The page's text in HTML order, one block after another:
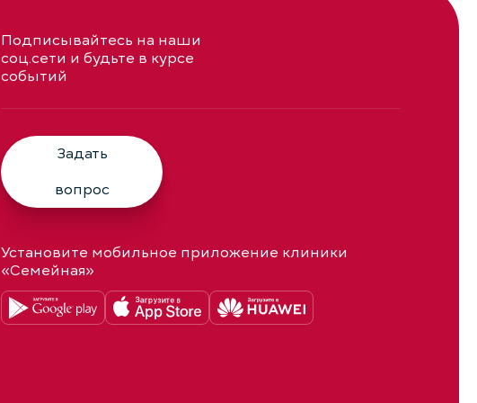
Подписывайтесь на наши
соц.сети и будьте в курсе
событий
Задать
вопрос
Установите мобильное приложение клиники
«Семейная»